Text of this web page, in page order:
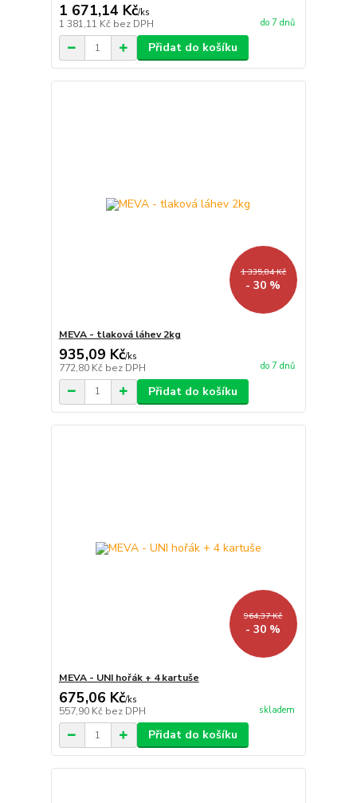
1 671,14 Kč/ks
1 381,11 Kč bez DPH do 7 dnů
Přidat do košíku
1 335,84 Kč
- 30 %
MEVA - tlaková láhev 2kg
935,09 Kč/ks
772,80 Kč bez DPH do 7 dnů
Přidat do košíku
964,37 Kč
- 30 %
MEVA - UNI hořák + 4 kartuše
675,06 Kč/ks
557,90 Kč bez DPH skladem
Přidat do košíku